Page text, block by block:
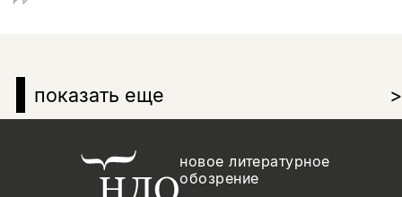
показать еще >
новое литературное
обозрение